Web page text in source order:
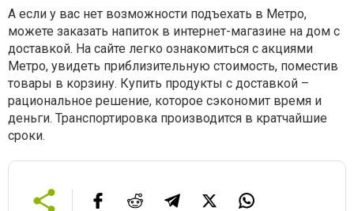
А если у вас нет возможности подъехать в Метро,
можете заказать напиток в интернет-магазине на дом с
доставкой. На сайте легко ознакомиться с акциями
Метро, увидеть приблизительную стоимость, поместив
товары в корзину. Купить продукты с доставкой –
рациональное решение, которое сэкономит время и
деньги. Транспортировка производится в кратчайшие
сроки.